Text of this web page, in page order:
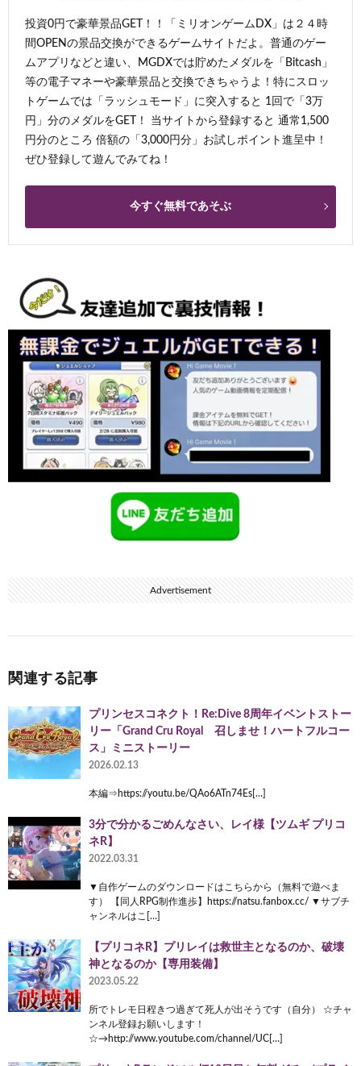
投資0円で豪華景品GET！！「ミリオンゲームDX」は２４時
間OPENの景品交換ができるゲームサイトだよ。普通のゲー
ムアプリなどと違い、MGDXでは貯めたメダルを「Bitcash」
等の電子マネーや豪華景品と交換できちゃうよ！特にスロッ
トゲームでは「ラッシュモード」に突入すると 1回で「3万
円」分のメダルをGET！ 当サイトから登録すると 通常1,500
円分のところ 倍額の「3,000円分」お試しポイント進呈中！
ぜひ登録して遊んでみてね！
今すぐ無料であそぶ
Advertisement
関連する記事
プリンセスコネクト！Re:Dive 8周年イベントストー
リー「Grand Cru Royal 召しませ！ハートフルコー
ス」ミニストーリー
2026.02.13
本編⇒https://youtu.be/QAo6ATn74Es[…]
3分で分かるごめんなさい、レイ様【ツムギ プリコ
ネR】
2022.03.31
▼自作ゲームのダウンロードはこちらから（無料で遊べま
す） 【同人RPG制作進歩】https://natsu.fanbox.cc/ ▼サブチ
ャンネルはこ[…]
【プリコネR】プリレイは救世主となるのか、破壊
神となるのか【専用装備】
2023.05.22
所でトレモ日程きつ過ぎて死人が出そうです（自分） ☆チャ
ンネル登録お願いします！
☆→http://www.youtube.com/channel/UC[…]